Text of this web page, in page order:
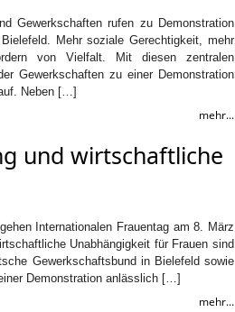
Gewerkschaften rufen zu Demonstration
Mehr soziale Gerechtigkeit, mehr
von Vielfalt. Mit diesen zentralen
Gewerkschaften zu einer Demonstration
Neben […]
mehr...
und wirtschaftliche
Internationalen Frauentag am 8. März
Unabhängigkeit für Frauen sind
Gewerkschaftsbund in Bielefeld sowie
Demonstration anlässlich […]
mehr...